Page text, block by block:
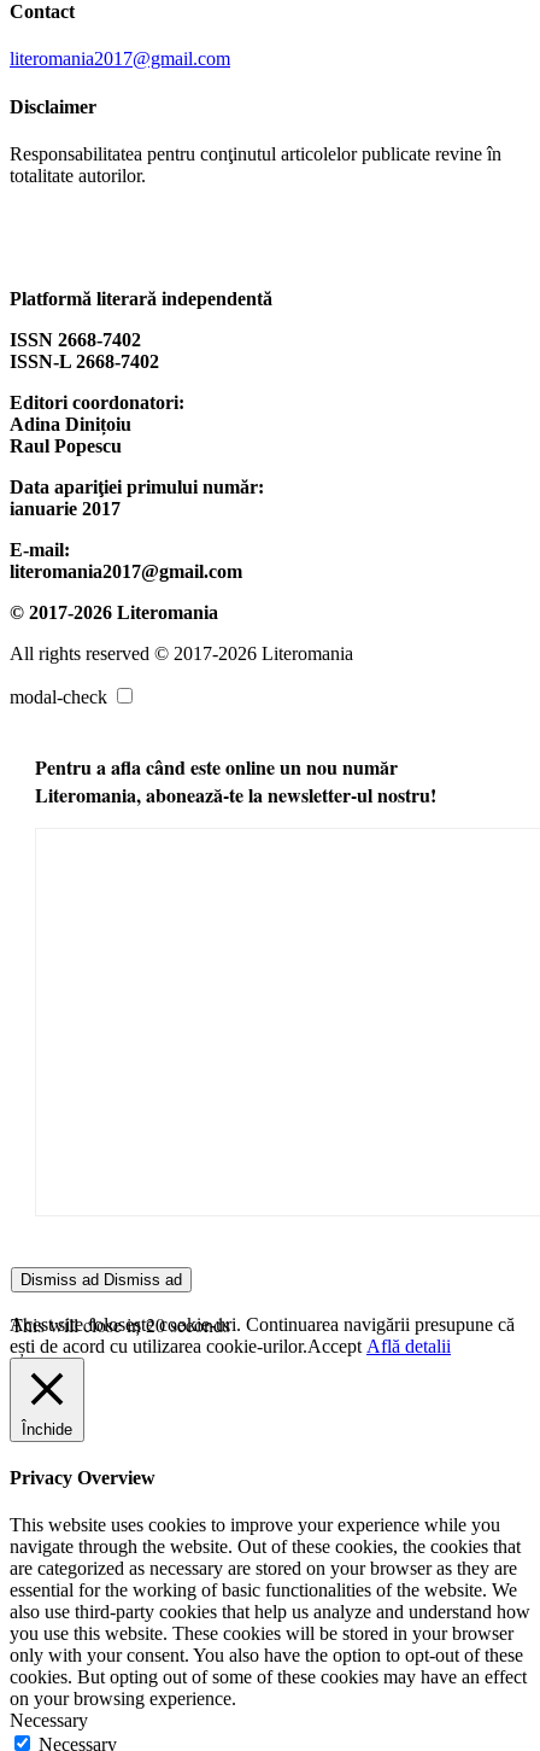
Contact
literomania2017@gmail.com
Disclaimer
Responsabilitatea pentru conţinutul articolelor publicate revine în
totalitate autorilor.
Platformă literară independentă
ISSN 2668-7402
ISSN-L 2668-7402
Editori coordonatori:
Adina Dinițoiu
Raul Popescu
Data apariţiei primului număr:
ianuarie 2017
E-mail:
literomania2017@gmail.com
© 2017-2026 Literomania
All rights reserved © 2017-2026 Literomania
modal-check
Pentru a afla când este online un nou număr
Literomania, abonează-te la newsletter-ul nostru!
Dismiss ad Dismiss ad
This will close in20seconds
Acest site folosește cookie-uri. Continuarea navigării presupune că
ești de acord cu utilizarea cookie-urilor.Accept Află detalii
Închide
Privacy Overview
This website uses cookies to improve your experience while you
navigate through the website. Out of these cookies, the cookies that
are categorized as necessary are stored on your browser as they are
essential for the working of basic functionalities of the website. We
also use third-party cookies that help us analyze and understand how
you use this website. These cookies will be stored in your browser
only with your consent. You also have the option to opt-out of these
cookies. But opting out of some of these cookies may have an effect
on your browsing experience.
Necessary
Necessary